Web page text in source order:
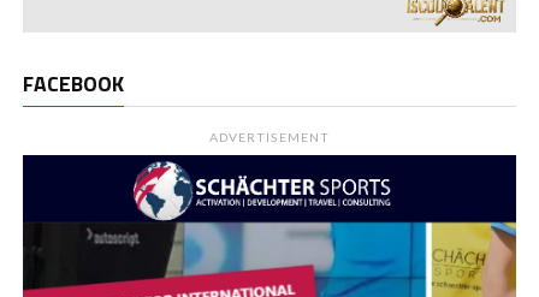
FACEBOOK
ADVERTISEMENT